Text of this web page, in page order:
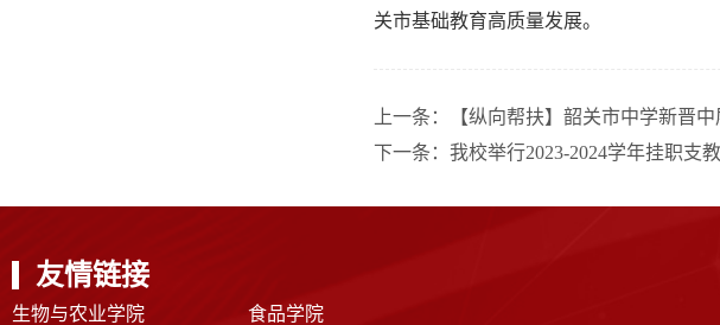
关市基础教育高质量发展。
上一条：
【纵向帮扶】韶关市中学新晋
下一条： 我校举行2023-2024学年挂职支
友情链接
生物与农业学院 食品学院